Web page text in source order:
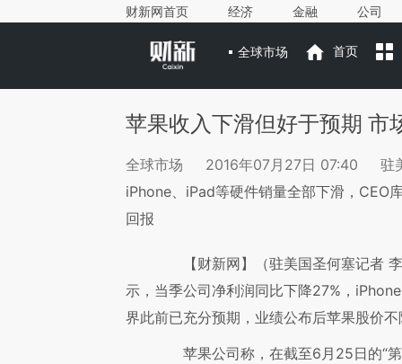
财新网首页 经济 金融 公司
全球市场 首页
苹果收入下滑但好于预期 市
全球市场 2016年07月27日 07:40
驻
iPhone、iPad等硬件销量全部下滑，CEO
回报
【财新网】（驻美国圣何塞记者
示，当季公司净利润同比下降27%，
界此前已充分预期，业绩公布后苹果股价
苹果公司称，在截至6月25日的“第